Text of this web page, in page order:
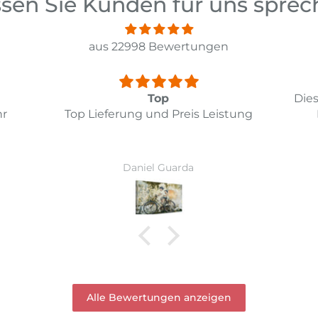
aus 22998 Bewertungen
Diesmal hat alles bestens geklappt.
Das Bild entspricht meinen
Ruth Hirschi
Alle Bewertungen anzeigen